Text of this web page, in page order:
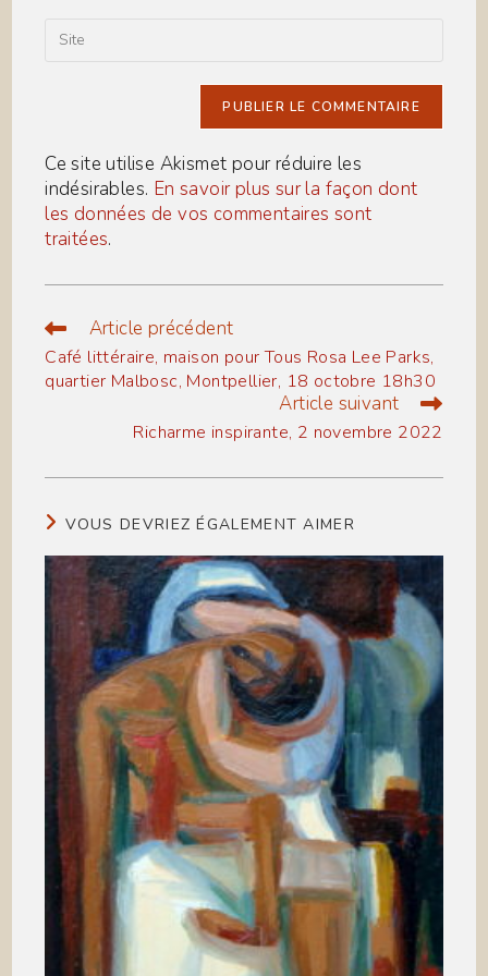
l’URL
Ce site utilise Akismet pour réduire les
indésirables. En savoir plus sur la façon dont
les données de vos commentaires sont
traitées.
Read
more
articles
Article précédent
Café littéraire, maison pour Tous Rosa Lee Parks,
quartier Malbosc, Montpellier, 18 octobre 18h30
Article suivant
Richarme inspirante, 2 novembre 2022
VOUS DEVRIEZ ÉGALEMENT AIMER